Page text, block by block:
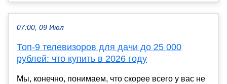
07:00, 09 Июл
Топ-9 телевизоров для дачи до 25 000
рублей: что купить в 2026 году
Мы, конечно, понимаем, что скорее всего у вас не